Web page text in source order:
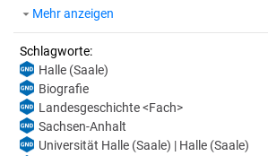
Mehr anzeigen
Schlagworte:
Halle (Saale)
Biografie
Landesgeschichte <Fach>
Sachsen-Anhalt
Universität Halle (Saale) | Halle (Saale)